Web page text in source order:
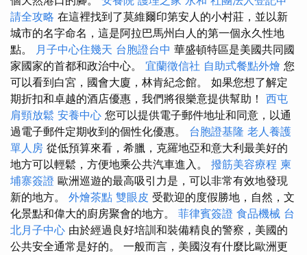
請全攻略 在這裡找到了莫維爾印第安人的小村莊，並以新
城市的名字命名，這是阿拉巴馬州白人的第一個永久性地
點。 月子中心住幾天 台胞證台中 華盛頓特區是美國共同國
家國家的首都和政治中心。 宜蘭徵信社 自助式餐點外燴 您
可以看到白宮，國會大廈，林肯紀念館。 如果您想了解定
期折扣和卓越的酒店優惠，我們將很樂意提供幫助！ 西屯
肩頸放鬆 安養中心 您可以提供電子郵件地址和同意，以通
過電子郵件定期收到的個性化優惠。 台胞證基隆 老人養護
單人房 從低預算來看，希臘，克羅地亞和意大利最美好的
地方可以輕鬆，方便地乘公共汽車進入。 撥筋美容療程 柬
埔寨簽證 歐洲巡遊的最高吸引力是，可以非常有效地發現
新的地方。 外燴茶點 雙眼皮 受歡迎的度假勝地，自然，文
化景點和偉大的廚房聚會的地方。 菲律賓簽證 食品機械 台
北月子中心 由於經過良好培訓和裝備精良的警察，美國的
公共安全通常是好的。 一般而言，美國沒有什麼比歐洲更